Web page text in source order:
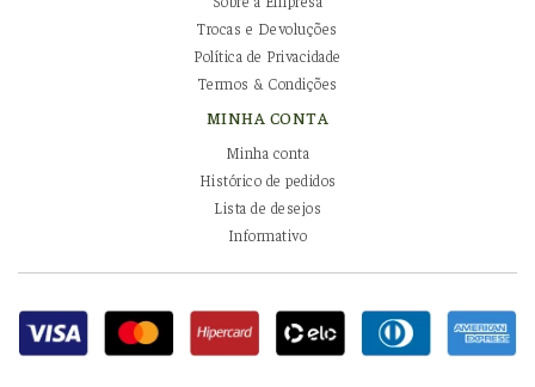
Trocas e Devoluções
Política de Privacidade
Termos & Condições
MINHA CONTA
Minha conta
Histórico de pedidos
Lista de desejos
Informativo